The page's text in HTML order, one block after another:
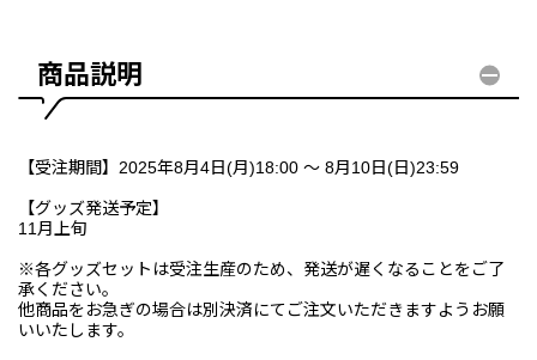
商品説明
【受注期間】2025年8月4日(月)18:00 ～ 8月10日(日)23:59
【グッズ発送予定】
11月上旬
※各グッズセットは受注生産のため、発送が遅くなることをご了
承ください。
他商品をお急ぎの場合は別決済にてご注文いただきますようお願
いいたします。